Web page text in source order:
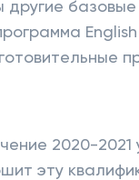
другие
2020-2021
эту